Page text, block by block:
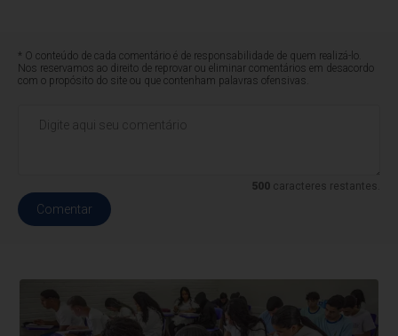
* O conteúdo de cada comentário é de responsabilidade de quem realizá-lo.
Nos reservamos ao direito de reprovar ou eliminar comentários em desacordo
com o propósito do site ou que contenham palavras ofensivas.
500caracteres restantes.
Comentar